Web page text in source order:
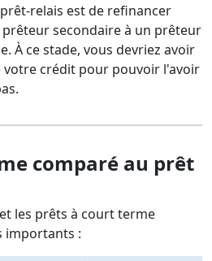
relais est de refinancer
secondaire à un prêteur
À ce stade, vous devriez avoir
crédit pour pouvoir l'avoir
comparé au prêt
les prêts à court terme
importants :